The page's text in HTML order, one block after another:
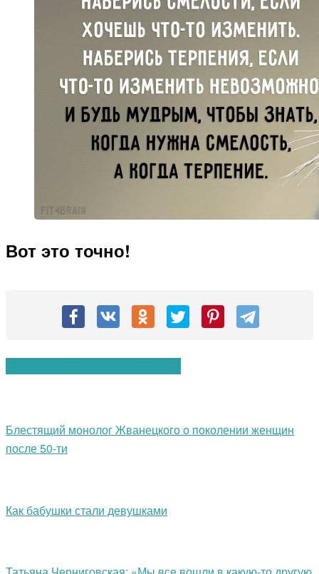
Вот это точно!
Блестящий монолог Жванецкого о поколении женщин
после 50-ти
Как бабушки стали девушками